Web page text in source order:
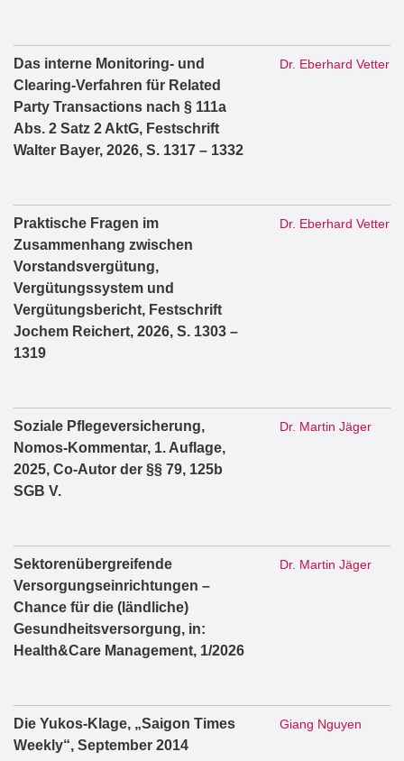
Das interne Monitoring- und
Clearing-Verfahren für Related
Party Transactions nach § 111a
Abs. 2 Satz 2 AktG, Festschrift
Walter Bayer, 2026, S. 1317 – 1332
Dr. Eberhard Vetter
Praktische Fragen im
Zusammenhang zwischen
Vorstandsvergütung,
Vergütungssystem und
Vergütungsbericht, Festschrift
Jochem Reichert, 2026, S. 1303 –
1319
Dr. Eberhard Vetter
Soziale Pflegeversicherung,
Nomos-Kommentar, 1. Auflage,
2025, Co-Autor der §§ 79, 125b
SGB V.
Dr. Martin Jäger
Sektorenübergreifende
Versorgungseinrichtungen –
Chance für die (ländliche)
Gesundheitsversorgung, in:
Health&Care Management, 1/2026
Dr. Martin Jäger
Die Yukos-Klage, „Saigon Times
Weekly“, September 2014
Giang Nguyen